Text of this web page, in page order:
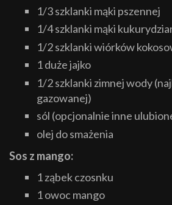
1/3 szklanki mąki pszennej
1/4 szklanki mąki
1/2 szklanki wiórków
1 duże jajko
1/2 szklanki zimnej wody
gazowanej)
sól (opcjonalnie inne
olej do smażenia
Sos z mango:
1 ząbek czosnku
1 owoc mango